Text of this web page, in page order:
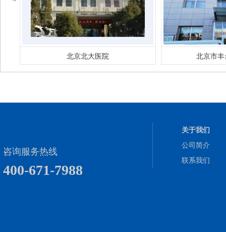
北京市丰台妇幼 医院 北京
咨询服务热线
400-671-7988
关于我们
公司简介
联系我们